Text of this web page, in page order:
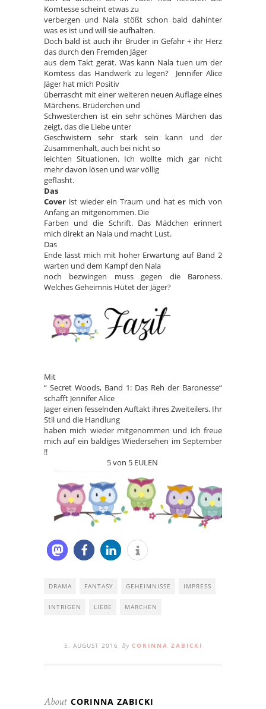
Komtesse scheint etwas zu
verbergen und Nala stößt schon bald dahinter
was es ist und will sie aufhalten.
Doch bald ist auch ihr Bruder in Gefahr + ihr Herz
das durch den Fremden Jäger
aus dem Takt gerät. Was kann Nala tuen um der
Komtess das Handwerk zu legen? Jennifer Alice
Jäger hat mich Positiv
überrascht mit einer weiteren neuen Auflage eines
Märchens. Brüderchen und
Schwesterchen ist ein sehr schönes Märchen das
zeigt, das die Liebe unter
Geschwistern sehr stark sein kann und der
Zusammenhalt, auch bei nicht so
leichten Situationen. Ich wollte mich gar nicht
mehr davon lösen und war völlig
geflasht.
Das
Cover ist wieder ein Traum und hat es mich von
Anfang an mitgenommen. Die
Farben und die Schrift. Das Mädchen erinnert
mich direkt an Nala und macht Lust.
Das
Ende lässt mich mit hoher Erwartung auf Band 2
warten und dem Kampf den Nala
noch bezwingen muss gegen die Baroness.
Welches Geheimnis Hütet der Jäger?
Mit
“ Secret Woods, Band 1: Das Reh der Baronesse“
schafft Jennifer Alice
Jager einen fesselnden Auftakt ihres Zweiteilers. Ihr
Stil und die Handlung
haben mich wieder mitgenommen und ich freue
mich auf ein baldiges Wiedersehen im September
!!
5 von 5 EULEN
DRAMA FANTASY GEHEIMNISSE IMPRESS
INTRIGEN LIEBE MÄRCHEN
5. AUGUST 2016 By CORINNA ZABICKI
About CORINNA ZABICKI